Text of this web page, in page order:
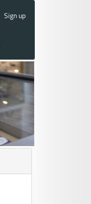
Sign up